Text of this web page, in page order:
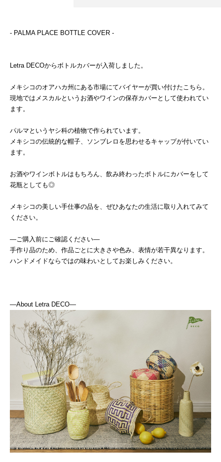
- PALMA PLACE BOTTLE COVER -
Letra DECOからボトルカバーが入荷しました。
メキシコのオアハカ州にある市場にてバイヤーが買い付けたこちら。
現地ではメスカルというお酒やワインの保存カバーとして使われてい
ます。
パルマというヤシ科の植物で作られています。
メキシコの伝統的な帽子、ソンブレロを思わせるキャップが付いてい
ます。
お酒やワインボトルはもちろん、飲み終わったボトルにカバーをして
花瓶としても◎
メキシコの美しい手仕事の品を、ぜひあなたの生活に取り入れてみて
ください。
―ご購入前にご確認ください―
手作り品のため、作品ごとに大きさや色み、表情が若干異なります。
ハンドメイドならではの味わいとしてお楽しみください。
―About Letra DECO―